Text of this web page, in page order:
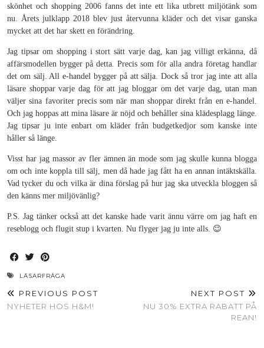
skönhet och shopping 2006 fanns det inte ett lika utbrett miljötänk som
nu. Årets julklapp 2018 blev just återvunna kläder och det visar ganska
mycket att det har skett en förändring.
Jag tipsar om shopping i stort sätt varje dag, kan jag villigt erkänna, då
affärsmodellen bygger på detta. Precis som för alla andra företag handlar
det om sälj. All e-handel bygger på att sälja. Dock så tror jag inte att alla
läsare shoppar varje dag för att jag bloggar om det varje dag, utan man
väljer sina favoriter precis som när man shoppar direkt från en e-handel.
Och jag hoppas att mina läsare är nöjd och behåller sina klädesplagg länge.
Jag tipsar ju inte enbart om kläder från budgetkedjor som kanske inte
håller så länge.
Visst har jag massor av fler ämnen än mode som jag skulle kunna blogga
om och inte koppla till sälj, men då hade jag fått ha en annan intäktskälla.
Vad tycker du och vilka är dina förslag på hur jag ska utveckla bloggen så
den känns mer miljövänlig?
P.S. Jag tänker också att det kanske hade varit ännu värre om jag haft en
reseblogg och flugit stup i kvarten. Nu flyger jag ju inte alls. 😉
LÄSARFRÅGA
PREVIOUS POST
NYHETER HOS H&M!
NEXT POST
NU 30% EXTRA RABATT PÅ
REAN!